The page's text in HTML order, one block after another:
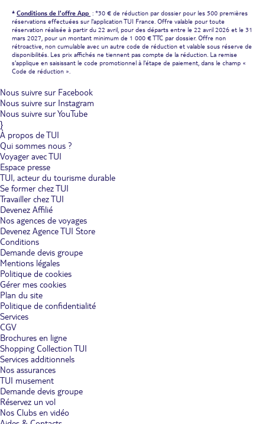
* Conditions de l'offre App : *30 € de réduction par dossier pour les 500 premières
réservations effectuées sur l'application TUI France. Offre valable pour toute
réservation réalisée à partir du 22 avril, pour des départs entre le 22 avril 2026 et le 31
mars 2027, pour un montant minimum de 1 000 € TTC par dossier. Offre non
rétroactive, non cumulable avec un autre code de réduction et valable sous réserve de
disponibilités. Les prix affichés ne tiennent pas compte de la réduction. La remise
s'applique en saisissant le code promotionnel à l'étape de paiement, dans le champ «
Code de réduction ».
Nous suivre sur Facebook
Nous suivre sur Instagram
Nous suivre sur YouTube
}
À propos de TUI
Qui sommes nous ?
Voyager avec TUI
Espace presse
TUI, acteur du tourisme durable
Se former chez TUI
Travailler chez TUI
Devenez Affilié
Nos agences de voyages
Devenez Agence TUI Store
Conditions
Demande devis groupe
Mentions légales
Politique de cookies
Gérer mes cookies
Plan du site
Politique de confidentialité
Services
CGV
Brochures en ligne
Shopping Collection TUI
Services additionnels
Nos assurances
TUI musement
Demande devis groupe
Réservez un vol
Nos Clubs en vidéo